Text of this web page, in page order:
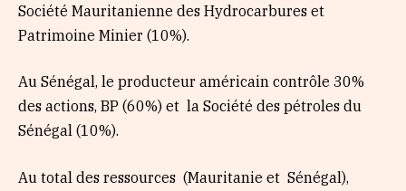
Société Mauritanienne des Hydrocarbures et
Patrimoine Minier (10%).
Au Sénégal, le producteur américain contrôle 30%
des actions, BP (60%) et la Société des pétroles du
Sénégal (10%).
Au total des ressources (Mauritanie et Sénégal),